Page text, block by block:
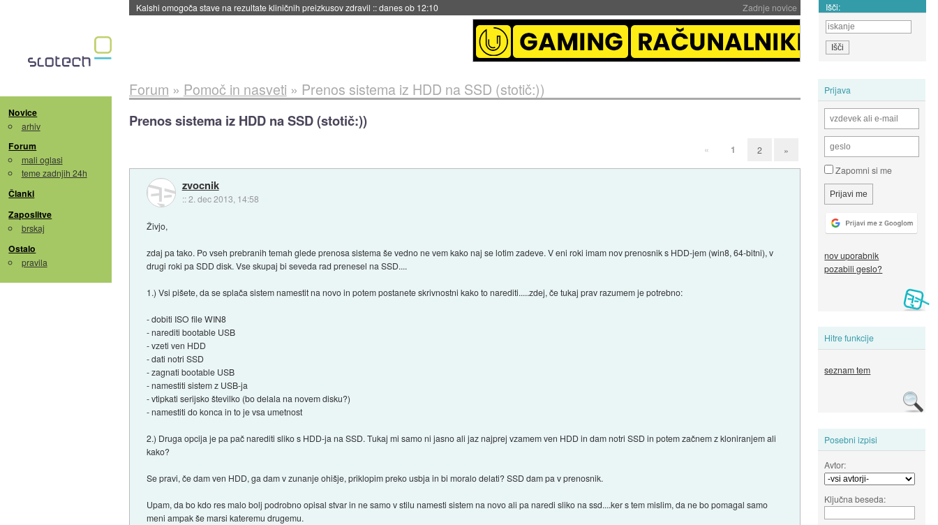
Zadnje novice
Sandisk že prodal več kot polovico SSD-jev za naslednji dve leti::danes ob 11:37 Išči:
Novice
arhiv
Forum
mali oglasi
teme zadnjih 24h
Članki
Zaposlitve
brskaj
Ostalo
pravila
Prijava
Zapomni si me
nov uporabnik
pozabili geslo?
Hitre funkcije
seznam tem
Posebni izpisi
Avtor:
Ključna beseda:
Forum » Pomoč in nasveti » Prenos sistema iz HDD na SSD (stotič:))
Prenos sistema iz HDD na SSD (stotič:))
« 1 2 »
zvocnik
::2. dec 2013, 14:58
Živjo,
zdaj pa tako. Po vseh prebranih temah glede prenosa sistema še vedno ne vem kako naj se lotim zadeve. V eni roki imam nov prenosnik s HDD-jem (win8, 64-bitni), v
drugi roki pa SDD disk. Vse skupaj bi seveda rad prenesel na SSD....
1.) Vsi pišete, da se splača sistem namestit na novo in potem postanete skrivnostni kako to narediti.....zdej, če tukaj prav razumem je potrebno:
- dobiti ISO file WIN8
- narediti bootable USB
- vzeti ven HDD
- dati notri SSD
- zagnati bootable USB
- namestiti sistem z USB-ja
- vtipkati serijsko številko (bo delala na novem disku?)
- namestiti do konca in to je vsa umetnost
2.) Druga opcija je pa pač narediti sliko s HDD-ja na SSD. Tukaj mi samo ni jasno ali jaz najprej vzamem ven HDD in dam notri SSD in potem začnem z kloniranjem ali
kako?
Se pravi, če dam ven HDD, ga dam v zunanje ohišje, priklopim preko usbja in bi moralo delati? SSD dam pa v prenosnik.
Upam, da bo kdo res malo bolj podrobno opisal stvar in ne samo v stilu namesti sistem na novo ali pa naredi sliko na ssd....ker s tem mislim, da ne bo pomagal samo
meni ampak še marsi kateremu drugemu.